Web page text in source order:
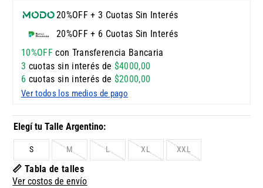
20%OFF + 3 Cuotas Sin Interés
20%OFF + 6 Cuotas Sin Interés
10%OFFcon Transferencia Bancaria
3 cuotas sin interés de $4000,00
6 cuotas sin interés de $2000,00
Ver todos los medios de pago
S M L XL XXL
📏 Tabla de talles
Ver costos de envío